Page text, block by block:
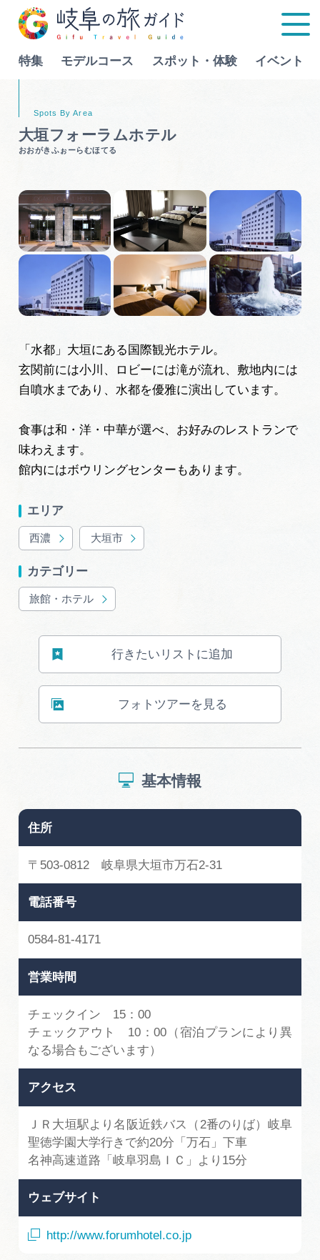
特集 モデルコース スポット・体験 イベント
モデルコース
スポット・体験
イベント
グルメ
旅の予約
アクセス
インフォメーション
ぎふ旅レポーター記事
買い物・お土産
体験予約サイト「ＶＩＳＩＴ岐阜県」
岐阜県アウトドア観光キャンペーン
岐阜県まるごと観光エリアガイド
岐阜県観光データベース
動画ライブラリー
運営組織
広告掲載
サイトポリシー
Language
行きたいリストを見る
大垣フォーラムホテル
おおがきふぉーらむほてる
「水都」大垣にある国際観光ホテル。
玄関前には小川、ロビーには滝が流れ、敷地内には
自噴水まであり、水都を優雅に演出しています。
食事は和・洋・中華が選べ、お好みのレストランで
味わえます。
館内にはボウリングセンターもあります。
エリア
西濃 大垣市
カテゴリー
旅館・ホテル
行きたいリストに追加
フォトツアーを見る
基本情報
住所
〒503-0812 岐阜県大垣市万石2-31
電話番号
0584-81-4171
営業時間
チェックイン 15：00
チェックアウト 10：00（宿泊プランにより異
なる場合もございます）
アクセス
ＪＲ大垣駅より名阪近鉄バス（2番のりば）岐阜
聖徳学園大学行きで約20分「万石」下車
名神高速道路「岐阜羽島ＩＣ」より15分
ウェブサイト
http://www.forumhotel.co.jp